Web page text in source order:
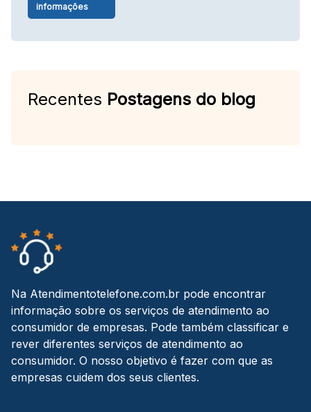
informações
Recentes Postagens do blog
Na Atendimentotelefone.com.br pode encontrar
informação sobre os serviços de atendimento ao
consumidor de empresas. Pode também classificar e
rever diferentes serviços de atendimento ao
consumidor. O nosso objetivo é fazer com que as
empresas cuidem dos seus clientes.